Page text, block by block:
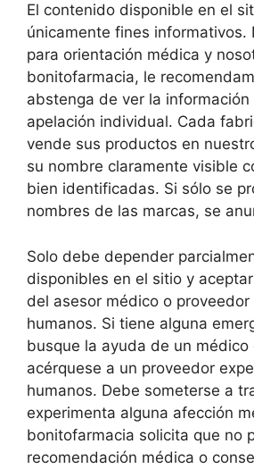
El contenido disponible en el
únicamente fines informativos.
para orientación médica y
bonitofarmacia, le
abstenga de ver la información
apelación individual. Cada
vende sus productos en
su nombre claramente visible
bien identificadas. Si sólo se
nombres de las marcas, se
Solo debe depender
disponibles en el sitio y
del asesor médico o proveedor
humanos. Si tiene alguna
busque la ayuda de un médico
acérquese a un proveedor
humanos. Debe someterse a
experimenta alguna afección
bonitofarmacia solicita que no
recomendación médica o